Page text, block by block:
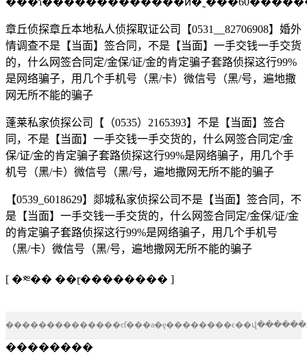
章丘侦探章丘本地私人侦探取证公司【0531__82706908】婚外
情调查不是【当面】签合同，不是【当面】一手交钱一手交货
的，什么网签合同定/金保/证/金的肯定骗子套路侦探这行99%
是网络骗子，用几个手机号（黑/卡）微信号（黑/号，遍地撒
网无所不能的骗子
蓬莱私家侦探公司【（0535）2165393】不是【当面】签合
同，不是【当面】一手交钱一手交货的，什么网签合同定/金
保/证/金的肯定骗子套路侦探这行99%是网络骗子，用几个手
机号（黑/卡）微信号（黑/号，遍地撒网无所不能的骗子
【0539_6018629】郯城私家侦探公司不是【当面】签合同，不
是【当面】一手交钱一手交货的，什么网签合同定/金保/证/金
的肯定骗子套路侦探这行99%是网络骗子，用几个手机号
（黑/卡）微信号（黑/号，遍地撒网无所不能的骗子
[ �༭�� ��ɽ�������� ]
��������